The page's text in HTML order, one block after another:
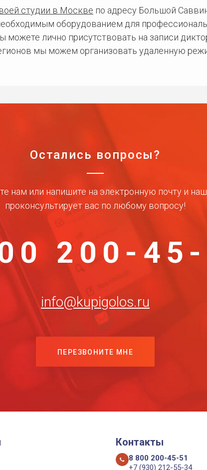
студии в Москве по адресу Большой
оборудованием для
лично присутствовать на записи
мы можем организовать удаленную
Остались вопросы?
нам или напишите на электронную почту и
проконсультирует вас по любому вопросу!
200-
info@kupigolos.ru
ПЕРЕЗВОНИТЕ МНЕ
Контакты
8 800 200-45-51
+7 (930) 212-55-34